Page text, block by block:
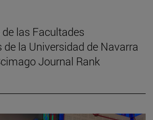
las Facultades
de la Universidad de Navarra
Journal Rank